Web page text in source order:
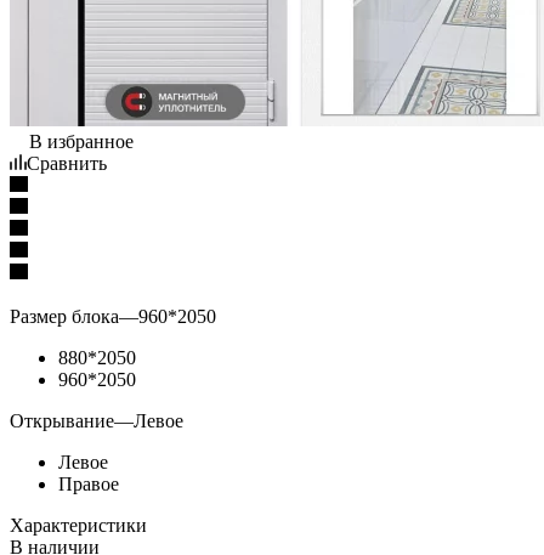
В избранное
Сравнить
Размер блока—960*2050
880*2050
960*2050
Открывание—Левое
Левое
Правое
Характеристики
В наличии